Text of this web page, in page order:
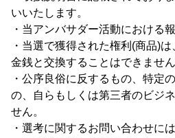
いいたします。
・当アンバサダー活動における
・当選で獲得された権利(商品)
金銭と交換することはできません
・公序良俗に反するもの、特定
の、自らもしくは第三者のビジ
せん。
・選考に関するお問い合わせに